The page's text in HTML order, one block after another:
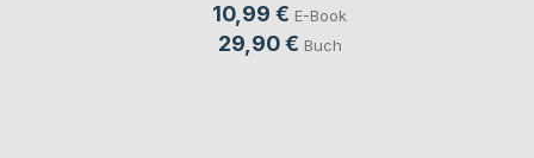
10,99 € E-Book
29,90 € Buch